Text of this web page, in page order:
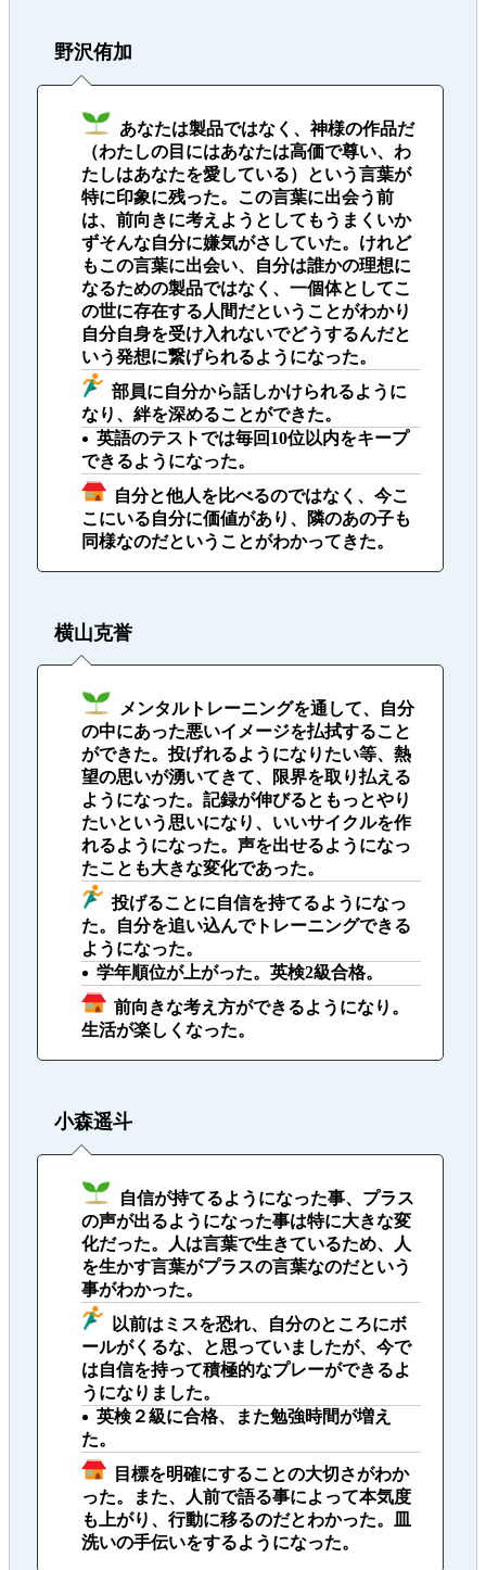
野沢侑加
あなたは製品ではなく、神様の作品だ
（わたしの目にはあなたは高価で尊い、わ
たしはあなたを愛している）という言葉が
特に印象に残った。この言葉に出会う前
は、前向きに考えようとしてもうまくいか
ずそんな自分に嫌気がさしていた。けれど
もこの言葉に出会い、自分は誰かの理想に
なるための製品ではなく、一個体としてこ
の世に存在する人間だということがわかり
自分自身を受け入れないでどうするんだと
いう発想に繋げられるようになった。
部員に自分から話しかけられるように
なり、絆を深めることができた。
英語のテストでは毎回10位以内をキープ
できるようになった。
自分と他人を比べるのではなく、今こ
こにいる自分に価値があり、隣のあの子も
同様なのだということがわかってきた。
横山克誉
メンタルトレーニングを通して、自分
の中にあった悪いイメージを払拭すること
ができた。投げれるようになりたい等、熱
望の思いが湧いてきて、限界を取り払える
ようになった。記録が伸びるともっとやり
たいという思いになり、いいサイクルを作
れるようになった。声を出せるようになっ
たことも大きな変化であった。
投げることに自信を持てるようになっ
た。自分を追い込んでトレーニングできる
ようになった。
学年順位が上がった。英検2級合格。
前向きな考え方ができるようになり。
生活が楽しくなった。
小森遥斗
自信が持てるようになった事、プラス
の声が出るようになった事は特に大きな変
化だった。人は言葉で生きているため、人
を生かす言葉がプラスの言葉なのだという
事がわかった。
以前はミスを恐れ、自分のところにボ
ールがくるな、と思っていましたが、今で
は自信を持って積極的なプレーができるよ
うになりました。
英検２級に合格、また勉強時間が増え
た。
目標を明確にすることの大切さがわか
った。また、人前で語る事によって本気度
も上がり、行動に移るのだとわかった。皿
洗いの手伝いをするようになった。